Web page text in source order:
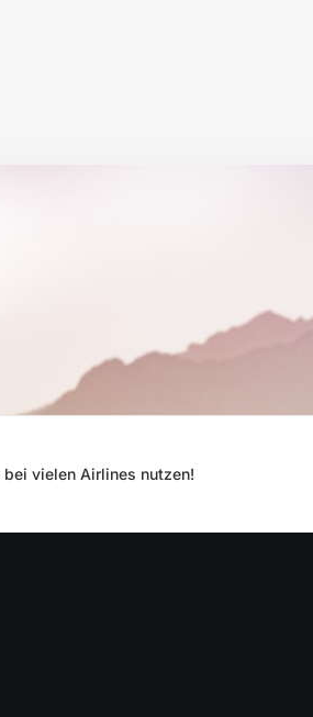
vielen Airlines nutzen!